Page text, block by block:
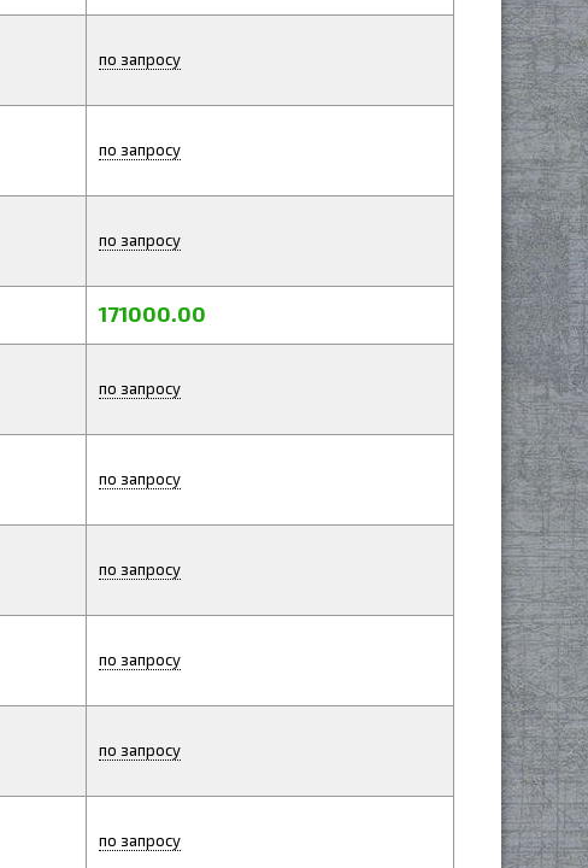
по запросу
по запросу
по запросу
171000.00
по запросу
по запросу
по запросу
по запросу
по запросу
по запросу